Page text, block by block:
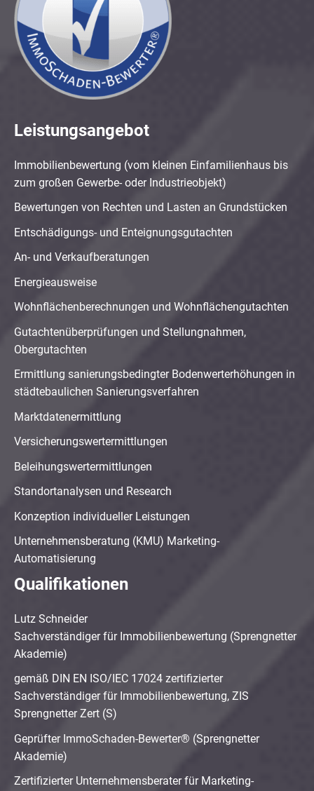
Leistungsangebot
Immobilienbewertung (vom kleinen Einfamilienhaus bis
zum großen Gewerbe- oder Industrieobjekt)
Bewertungen von Rechten und Lasten an Grundstücken
Entschädigungs- und Enteignungsgutachten
An- und Verkaufberatungen
Energieausweise
Wohnflächenberechnungen und Wohnflächengutachten
Gutachtenüberprüfungen und Stellungnahmen,
Obergutachten
Ermittlung sanierungsbedingter Bodenwerterhöhungen in
städtebaulichen Sanierungsverfahren
Marktdatenermittlung
Versicherungswertermittlungen
Beleihungswertermittlungen
Standortanalysen und Research
Konzeption individueller Leistungen
Unternehmensberatung (KMU) Marketing-
Automatisierung
Qualifikationen
Lutz Schneider
Sachverständiger für Immobilienbewertung (Sprengnetter
Akademie)
gemäß DIN EN ISO/IEC 17024 zertifizierter
Sachverständiger für Immobilienbewertung, ZIS
Sprengnetter Zert (S)
Geprüfter ImmoSchaden-Bewerter® (Sprengnetter
Akademie)
Zertifizierter Unternehmensberater für Marketing-